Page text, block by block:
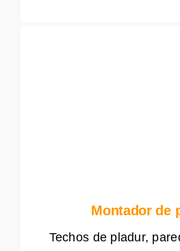
Montador de
Techos de pladur,